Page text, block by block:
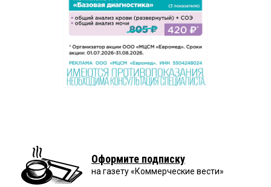
Оформите подписку
на газету «Коммерческие вести»